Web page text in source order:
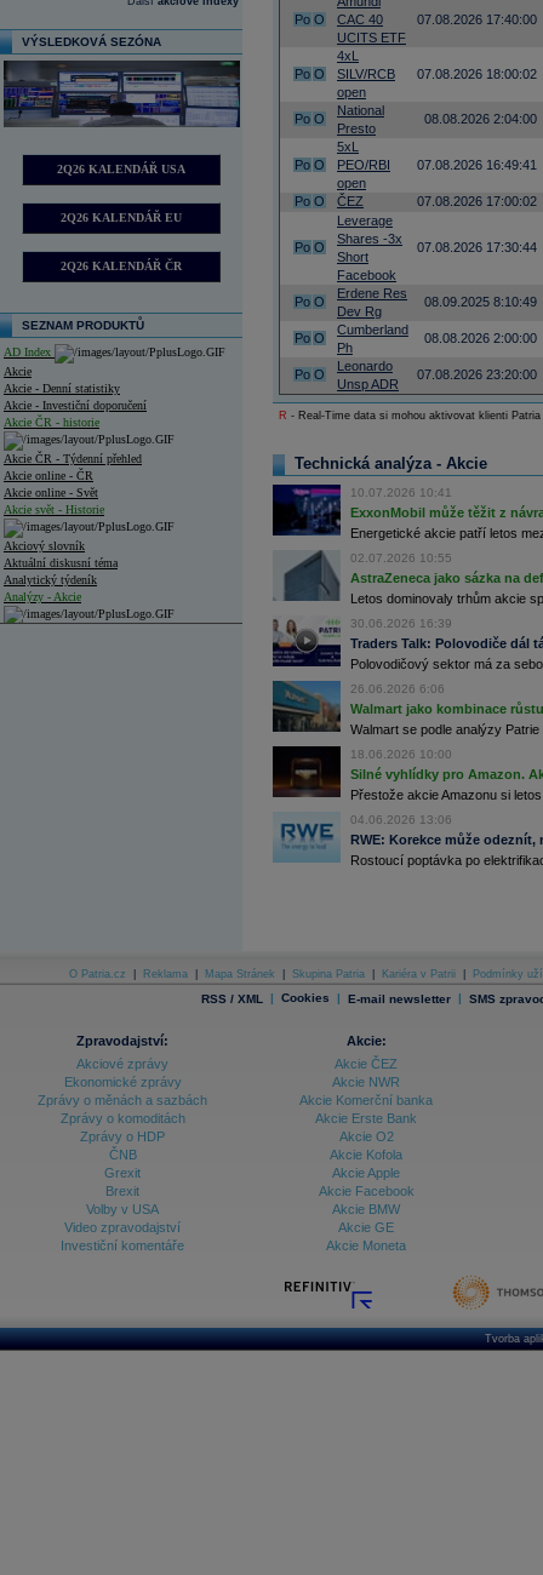
VÝSLEDKOVÁ SEZÓNA
2Q26 KALENDÁŘ USA
2Q26 KALENDÁŘ EU
2Q26 KALENDÁŘ ČR
SEZNAM PRODUKTŮ
AD Index
Akcie
Akcie - Denní statistiky
Akcie - Investiční doporučení
Akcie ČR - historie
Akcie ČR - Týdenní přehled
Akcie online - ČR
Akcie online - Svět
Akcie svět - Historie
Akciový slovník
Aktuální diskusní téma
Analytický týdeník
Analýzy - Akcie
Archiv - Měsíční makroekonomické přehledy
Archiv - Vývoj české koruny
Archiv analýz - Makroukazatele
Ceny průmyslových výrobců - Data a prognózy
Ceny průmyslových výrobců - Graf (ČR)
Ceny průmyslových výrobců - Kalendář (ČR)
Ceny průmyslových výrobců - Zpravodajství
Databanka - Ceny
Po O
CAC 40
UCITS ETF
07.08.2026 17:40:00
Po O
4xL
SILV/RCB
open
07.08.2026 18:00:02
Po O
National
Presto
08.08.2026 2:04:00
Po O
5xL
PEO/RBI
open
07.08.2026 16:49:41
Po O ČEZ 07.08.2026 17:00:02
Po O
Leverage
Shares -3x
Short
Facebook
07.08.2026 17:30:44
Po O
Erdene Res
Dev Rg
08.09.2025 8:10:49
Po O
Cumberland
Ph
08.08.2026 2:00:00
Po O
Leonardo
Unsp ADR
07.08.2026 23:20:00
R - Real-Time data si mohou aktivovat klienti
Technická analýza - Akcie
10.07.2026 10:41
ExxonMobil může těžit z
Energetické akcie patří letos
02.07.2026 10:55
AstraZeneca jako sázka na
Letos dominovaly trhům akcie
30.06.2026 16:39
Traders Talk: Polovodiče dál
Polovodičový sektor má za
26.06.2026 6:06
Walmart jako kombinace
Walmart se podle analýzy
18.06.2026 10:00
Silné vyhlídky pro Amazon.
Přestože akcie Amazonu si
04.06.2026 13:06
RWE: Korekce může
Rostoucí poptávka po
O Patria.cz Reklama Mapa Stránek Skupina Patria Kariéra v Patrii Podmínky
RSS / XML | Cookies | E-mail newsletter | SMS
Zpravodajství:
Akciové zprávy
Ekonomické zprávy
Zprávy o měnách a sazbách
Zprávy o komoditách
Zprávy o HDP
ČNB
Grexit
Brexit
Volby v USA
Video zpravodajství
Investiční komentáře
Akcie:
Akcie ČEZ
Akcie NWR
Akcie Komerční banka
Akcie Erste Bank
Akcie O2
Akcie Kofola
Akcie Apple
Akcie Facebook
Akcie BMW
Akcie GE
Akcie Moneta
Tvorba